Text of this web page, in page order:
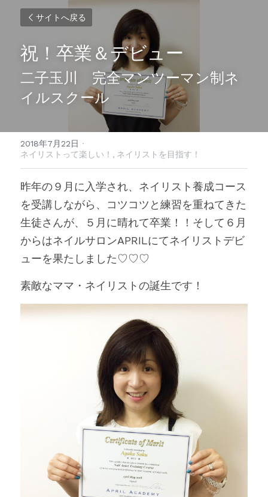
サイトへ戻る
祝！卒業＆デビュー
二子玉川　完全マンツーマン制ネ
イルスクール
2018年7月22日 ·
ネイリストって楽しい！, ネイリストを目指す！
昨年の９月に入学され、ネイリスト養成コース
を受講しながら、コツコツと練習を重ねてきた
生徒さんが、５月に晴れて卒業！！そして６月
からはネイルサロンAPRILにてネイリストデビ
ューを果たしました♡♡♡
素敵なママ・ネイリストの誕生です！